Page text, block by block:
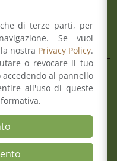
Consiglio
congruità
di terze parti, per
Se vuoi
nostra Privacy Policy.
o revocare il tuo
al pannello
all'uso di queste